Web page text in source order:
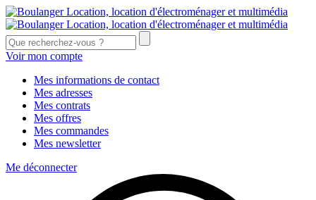
Voir mon compte
Mes informations de contact
Mes adresses
Mes contrats
Mes offres
Mes commandes
Mes newsletter
Me déconnecter